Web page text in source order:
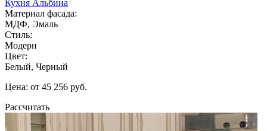
Кухня Альбина
Материал фасада:
МДФ, Эмаль
Стиль:
Модерн
Цвет:
Белый, Черный
Цена: от 45 256 руб.
Рассчитать